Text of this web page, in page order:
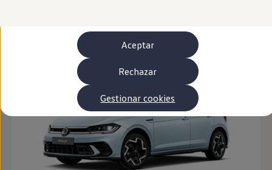
Buscar servicios para tu modelo
Volkswagen Apps, inicio de sesión y tienda
Conectar el móvil con el vehículo
Actualizaciones del software, los mapas y las
Mantenimiento y reparaciones
Revisiones e ITV
Aceite y líquidos del motor
Baterías
Frenos
Motor y chasis
Aire acondicionado y filtros
Faros y lunas
Carrocería y pintura
Aceptar
Rechazar
Gestionar cookies